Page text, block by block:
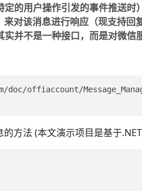
的用户操作引发的事件推送时
对该消息进行响应（现支持回
并不是一种接口，而是对微信
offiaccount/
方法 (本文演示项目是基于